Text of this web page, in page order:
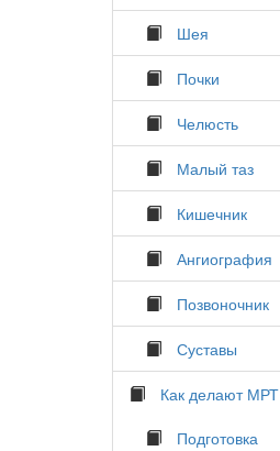
Шея
Почки
Челюсть
Малый таз
Кишечник
Ангиография
Позвоночник
Суставы
Как делают МРТ
Подготовка